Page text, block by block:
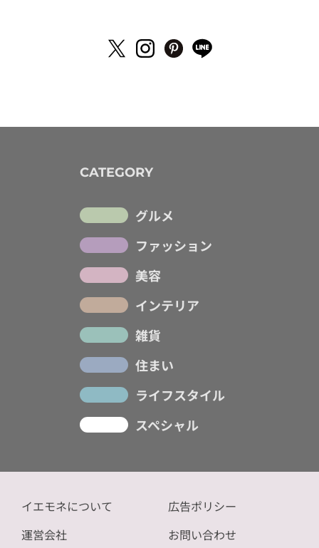
CATEGORY
グルメ
ファッション
美容
インテリア
雑貨
住まい
ライフスタイル
スペシャル
イエモネについて
運営会社
広告ポリシー
お問い合わせ